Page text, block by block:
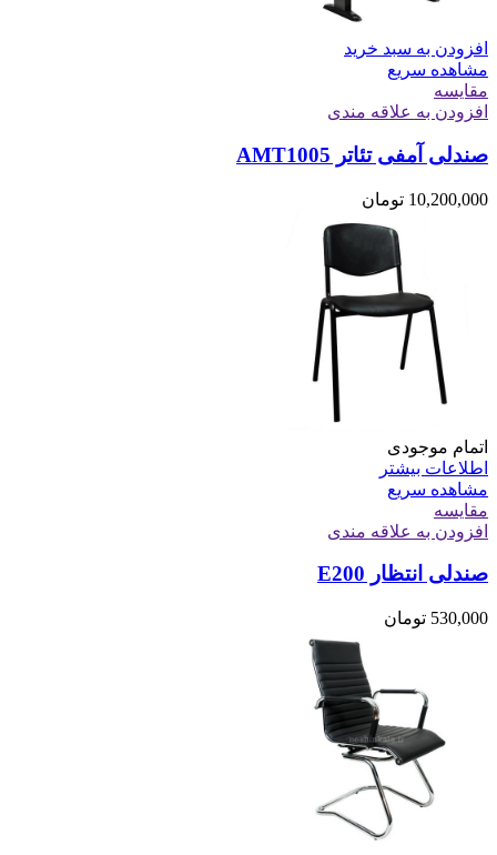
افزودن به سبد خرید
مشاهده سریع
مقایسه
افزودن به علاقه مندی
صندلی آمفی تئاتر AMT1005
10,200,000 تومان
اتمام موجودی
اطلاعات بیشتر
مشاهده سریع
مقایسه
افزودن به علاقه مندی
صندلی انتظار E200
530,000 تومان